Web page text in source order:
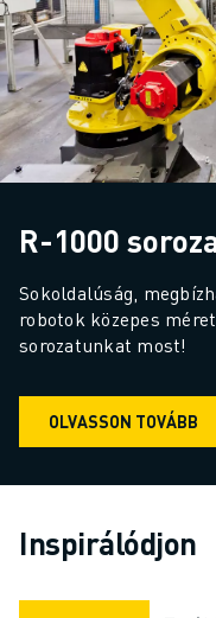
R-1000
Sokoldalúság,
robotok közepes
sorozatunkat most!
OLVASSON TOVÁBB
Inspirálódjon